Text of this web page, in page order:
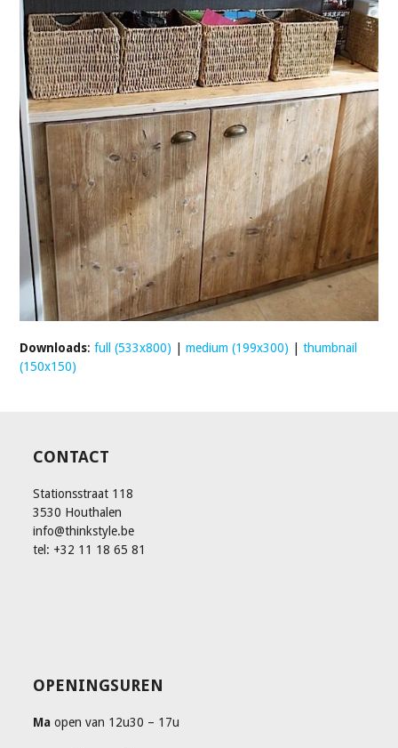
Downloads:full (533x800) |medium (199x300) |thumbnail
(150x150)
CONTACT
Stationsstraat 118
3530 Houthalen
info@thinkstyle.be
tel: +32 11 18 65 81
OPENINGSUREN
Ma open van 12u30 – 17u